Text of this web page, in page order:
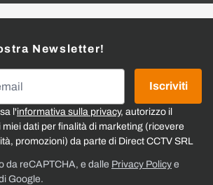
Newsletter!
l'informativa sulla privacy, autorizzo il
dati per finalità di marketing (ricevere
promozioni) da parte di Direct CCTV SRL
Iscriviti
da reCAPTCHA, e dalle Privacy Policy e
Google.